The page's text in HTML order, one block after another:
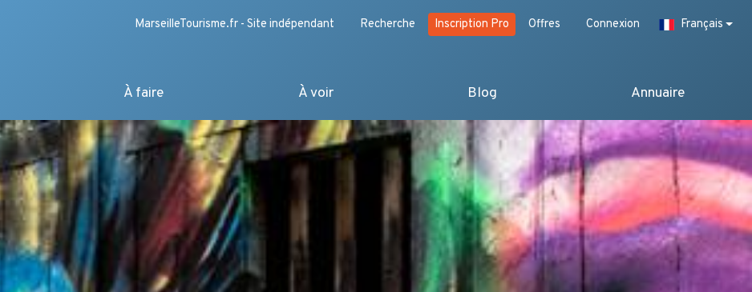
MarseilleTourisme.fr - Site indépendant Recherche Inscription Pro Offres Connexion Français
À faire À voir Blog Annuaire